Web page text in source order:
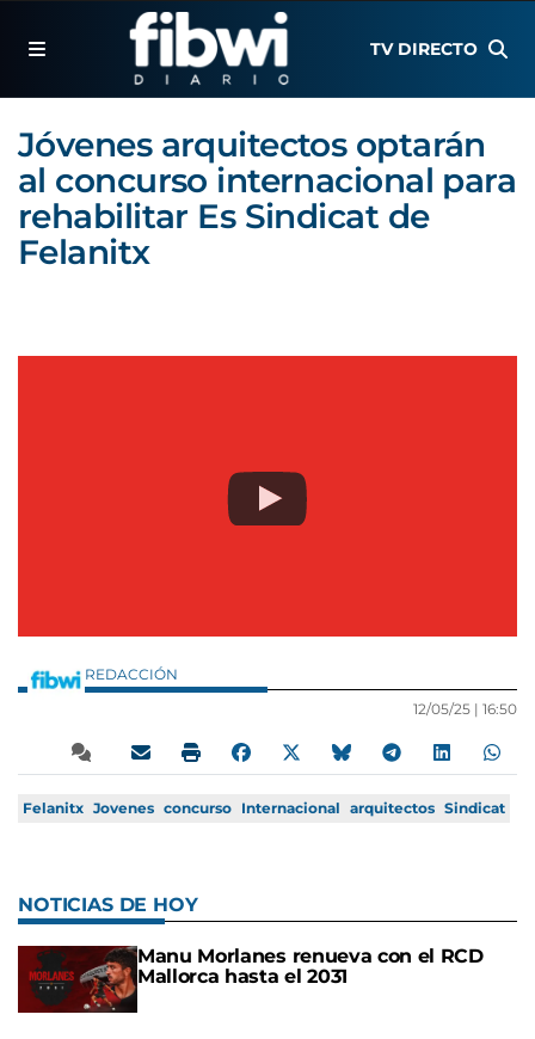
TV DIRECTO
Jóvenes arquitectos optarán
al concurso internacional para
rehabilitar Es Sindicat de
Felanitx
REDACCIÓN
12/05/25 | 16:50
Felanitx Jovenes concurso Internacional arquitectos Sindicat
NOTICIAS DE HOY
Manu Morlanes renueva con el RCD
Mallorca hasta el 2031